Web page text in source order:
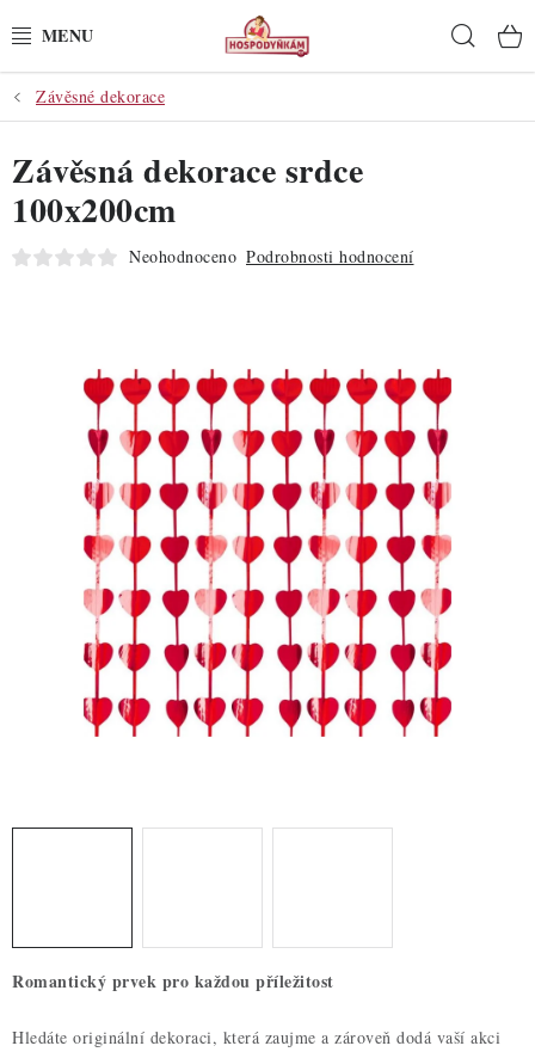
na
POTŘEBY
POMŮCKY
SUROVINY
DO KUCHYNĚ
POCHUTINY
ZDRAVÉ PEČENÍ
DÁRKOVÉ POUKAZY
TÉMATICKÉ PRODUKTY
PROFI BALENÍ
Hodnocení obchodu
Blog
Moje objednávka
Podmínky ochrany osobních údajů
Závěsné dekorace
Romantický prvek pro každou příležitost
Hledáte originální dekoraci, která zaujme a zároveň dodá vaší akci
Závěsná dekorace srdce
100x200cm
Neohodnoceno Podrobnosti hodnocení